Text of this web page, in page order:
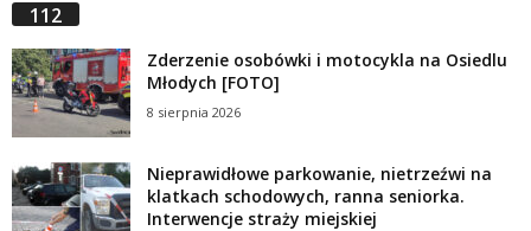
112
Zderzenie osobówki i motocykla na Osiedlu
Młodych [FOTO]
8 sierpnia 2026
Nieprawidłowe parkowanie, nietrzeźwi na
klatkach schodowych, ranna seniorka.
Interwencje straży miejskiej